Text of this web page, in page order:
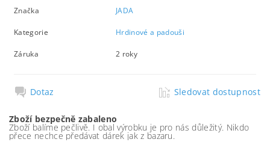
Značka JADA
Kategorie Hrdinové a padouši
Záruka 2 roky
Dotaz Sledovat dostupnost
Zboží bezpečně zabaleno
Zboží balíme pečlivě. I obal výrobku je pro nás důležitý. Nikdo
přece nechce předávat dárek jak z bazaru.